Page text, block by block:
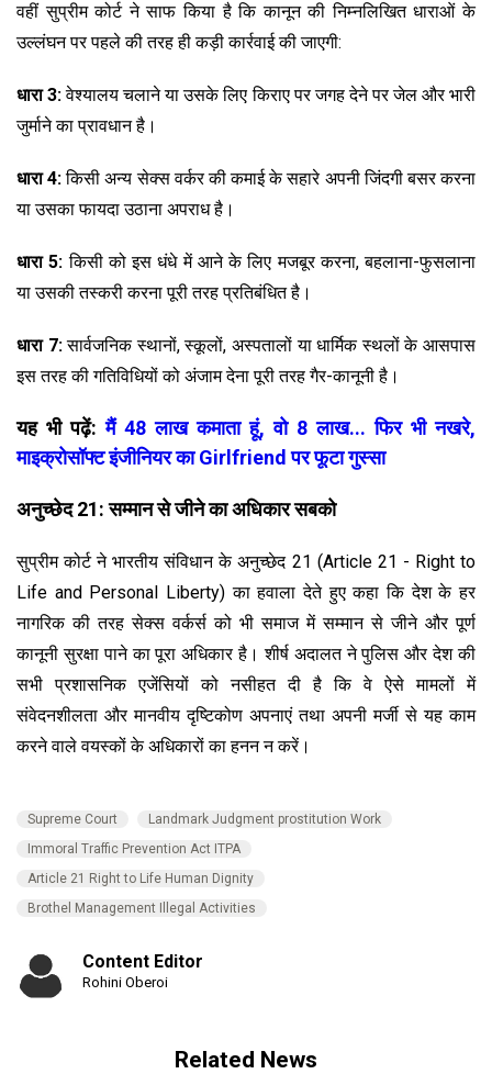
वहीं सुप्रीम कोर्ट ने साफ किया है कि कानून की निम्नलिखित धाराओं के
उल्लंघन पर पहले की तरह ही कड़ी कार्रवाई की जाएगी:
धारा 3:वेश्यालय चलाने या उसके लिए किराए पर जगह देने पर जेल और भारी
जुर्माने का प्रावधान है।
धारा 4:किसी अन्य सेक्स वर्कर की कमाई के सहारे अपनी जिंदगी बसर करना
या उसका फायदा उठाना अपराध है।
धारा 5: किसी को इस धंधे में आने के लिए मजबूर करना, बहलाना-फुसलाना
या उसकी तस्करी करना पूरी तरह प्रतिबंधित है।
धारा 7:सार्वजनिक स्थानों, स्कूलों, अस्पतालों या धार्मिक स्थलों के आसपास
इस तरह की गतिविधियों को अंजाम देना पूरी तरह गैर-कानूनी है।
यह भी पढ़ें:मैं 48 लाख कमाता हूं, वो 8 लाख... फिर भी नखरे,
माइक्रोसॉफ्ट इंजीनियर का Girlfriend पर फूटा गुस्सा
अनुच्छेद 21: सम्मान से जीने का अधिकार सबको
सुप्रीम कोर्ट ने भारतीय संविधान के अनुच्छेद 21 (Article 21 - Right to
Life and Personal Liberty) का हवाला देते हुए कहा कि देश के हर
नागरिक की तरह सेक्स वर्कर्स को भी समाज में सम्मान से जीने और पूर्ण
कानूनी सुरक्षा पाने का पूरा अधिकार है। शीर्ष अदालत ने पुलिस और देश की
सभी प्रशासनिक एजेंसियों को नसीहत दी है कि वे ऐसे मामलों में
संवेदनशीलता और मानवीय दृष्टिकोण अपनाएं तथा अपनी मर्जी से यह काम
करने वाले वयस्कों के अधिकारों का हनन न करें।
Supreme Court
Landmark Judgment prostitution Work
Immoral Traffic Prevention Act ITPA
Article 21 Right to Life Human Dignity
Brothel Management Illegal Activities
Content Editor
Rohini Oberoi
Related News